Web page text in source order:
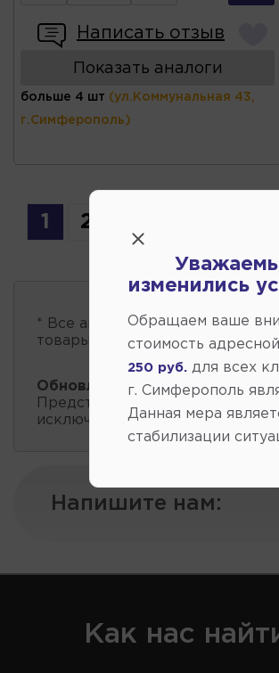
Написать отзыв
Показать аналоги
больше 4 шт (ул.Коммунальная 43,
г.Симферополь)
1 2
* Все автозапчастиесть в
товары проходит несколько
Обновление остатков и цен:
Представленные данные о
исключительно
Напишите нам:
Как нас
изменились
Обращаем ваше
стоимость
250 руб. для всех
г. Симферополь
Данная мера
стабилизации